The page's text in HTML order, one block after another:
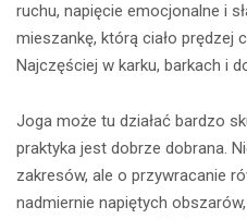
ruchu, napięcie emocjonalne i
mieszankę, którą ciało prędzej
Najczęściej w karku, barkach i
Joga może tu działać bardzo
praktyka jest dobrze dobrana.
zakresów, ale o przywracanie
nadmiernie napiętych